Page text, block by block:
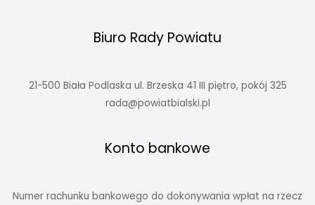
Biuro Rady Powiatu
21-500 Biała Podlaska ul. Brzeska 41 III piętro, pokój 325
rada@powiatbialski.pl
Konto bankowe
Numer rachunku bankowego do dokonywania wpłat na rzecz